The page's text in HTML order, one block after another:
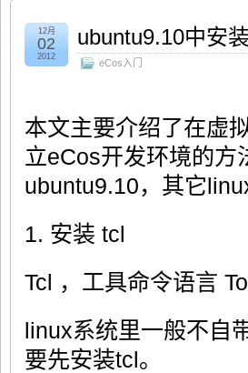
ubuntu9.10中安
eCos入门
12月
02
2012
本文主要介绍了在虚
立eCos开发环境的方
ubuntu9.10，其它
1. 安装 tcl
Tcl ，工具命令语言
linux系统里一般不自
要先安装tcl。